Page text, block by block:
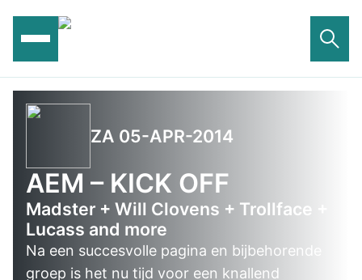
ZA 05-APR-2014
AEM – KICK OFF
Madster + Will Clovens + Trollface +
Lucass and more
Na een succesvolle pagina en bijbehorende
groep is het nu tijd voor een knallend